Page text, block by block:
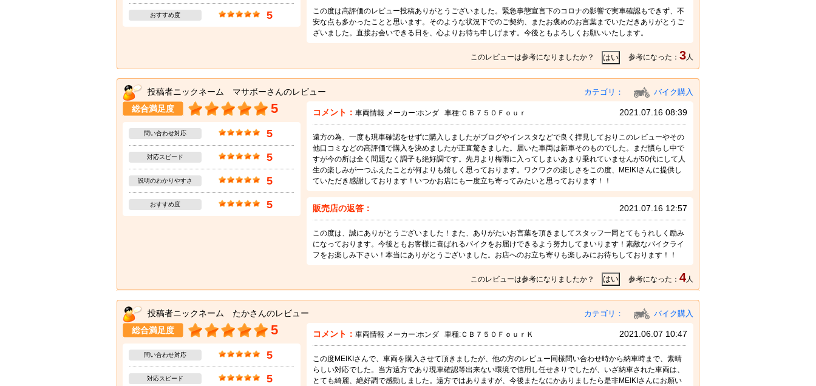
おすすめ度 5
この度は高評価のレビュー投稿ありがとうございました。緊急事態宣言下のコロナの影響で実車確認もできず、不
安な点も多かったことと思います。そのような状況下でのご契約、またお褒めのお言葉までいただきありがとうご
ざいました。直接お会いできる日を、心よりお待ち申しげます。今後ともよろしくお願いいたします。
このレビューは参考になりましたか？ 参考になった： 3人
投稿者ニックネーム マサボーさんのレビュー カテゴリ： バイク購入
総合満足度 5
問い合わせ対応 5
対応スピード 5
説明のわかりやすさ 5
おすすめ度 5
コメント： 車両情報 メーカー:ホンダ 車種:ＣＢ７５０Ｆｏｕｒ 2021.07.16 08:39
遠方の為、一度も現車確認をせずに購入しましたがブログやインスタなどで良く拝見しておりこのレビューやその
他口コミなどの高評価で購入を決めましたが正直驚きました。届いた車両は新車そのものでした。まだ慣らし中で
すが今の所は全く問題なく調子も絶好調です。先月より梅雨に入ってしまいあまり乗れていませんが50代にして人
生の楽しみが一つふえたことが何よりも嬉しく思っております。ワクワクの楽しさをこの度、MEIKIさんに提供し
ていただき感謝しております！いつかお店にも一度立ち寄ってみたいと思っております！！
販売店の返答： 2021.07.16 12:57
この度は、誠にありがとうございました！また、ありがたいお言葉を頂きましてスタッフ一同とてもうれしく励み
になっております。今後ともお客様に喜ばれるバイクをお届けできるよう努力してまいります！素敵なバイクライ
フをお楽しみ下さい！本当にありがとうございました。お店へのお立ち寄りも楽しみにお待ちしております！！
このレビューは参考になりましたか？ 参考になった： 4 人
投稿者ニックネーム たかさんのレビュー カテゴリ： バイク購入
総合満足度 5
問い合わせ対応 5
対応スピード 5
コメント： 車両情報 メーカー:ホンダ 車種:ＣＢ７５０ＦｏｕｒＫ 2021.06.07 10:47
この度MEIKIさんで、車両を購入させて頂きましたが、他の方のレビュー同様問い合わせ時から納車時まで、素晴
らしい対応でした。当方遠方であり現車確認等出来ない環境で信用し任せきりでしたが、いざ納車された車両は、
とても綺麗、絶好調で感動しました。遠方ではありますが、今後またなにかありましたら是非MEIKIさんにお願い